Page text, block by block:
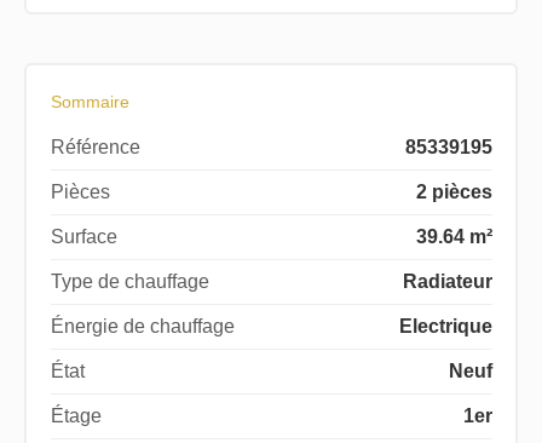
Sommaire
Référence 85339195
Pièces 2 pièces
Surface 39.64 m²
Type de chauffage Radiateur
Énergie de chauffage Electrique
État Neuf
Étage 1er